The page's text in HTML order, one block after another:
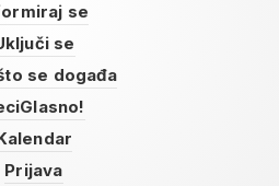
se
se
se događa
Prijava